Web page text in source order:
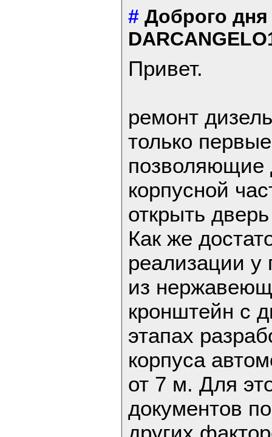
# Доброго
Привет.
ремонт
только
позволяющие
корпусной
открыть
Как же
реализации
из
кронштейн с
этапах
корпуса
от 7 м. Для
документов